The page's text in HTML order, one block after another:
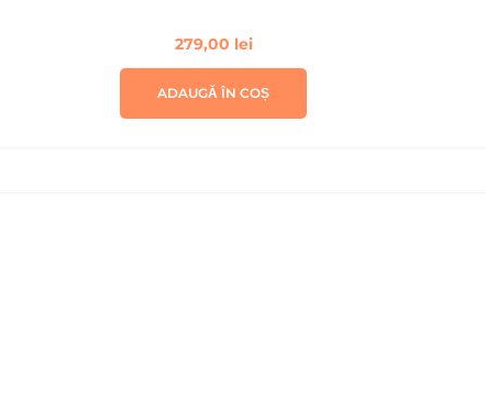
279,00 lei
ADAUGĂ ÎN COȘ